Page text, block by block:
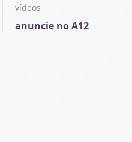
vídeos
anuncie no A12